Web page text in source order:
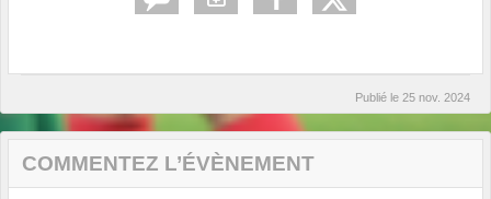
Publié le 25 nov. 2024
COMMENTEZ L’ÉVÈNEMENT